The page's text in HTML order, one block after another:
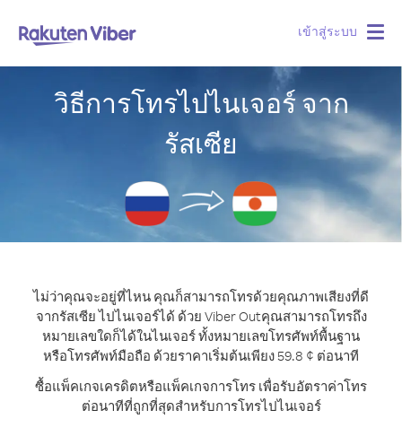
เข้าสู่ระบบ
วิธีการโทรไปไนเจอร์ จาก
รัสเซีย
ไม่ว่าคุณจะอยู่ที่ไหน คุณก็สามารถโทรด้วยคุณภาพเสียงที่ดี
จากรัสเซีย ไปไนเจอร์ได้ ด้วย Viber Outคุณสามารถโทรถึง
หมายเลขใดก็ได้ในไนเจอร์ ทั้งหมายเลขโทรศัพท์พื้นฐาน
หรือโทรศัพท์มือถือ ด้วยราคาเริ่มต้นเพียง 59.8 ¢ ต่อนาที
ซื้อแพ็คเกจเครดิตหรือแพ็คเกจการโทร เพื่อรับอัตราค่าโทร
ต่อนาทีที่ถูกที่สุดสำหรับการโทรไปไนเจอร์